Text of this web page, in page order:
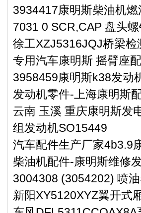
3934417康明斯柴油机
7031 0 SCR,CAP 盘头
徐工XZJ5316JQJ桥梁
专用汽车康明斯 摇臂座
3958459康明斯k38发动
发动机零件-上海康明斯
云南 玉溪 重庆康明斯发
组发动机SO15449
汽车配件生产厂家4b3.9
柴油机配件-康明斯维修
3004308 (3054202) 喷
新阳XY5120XYZ翼开式